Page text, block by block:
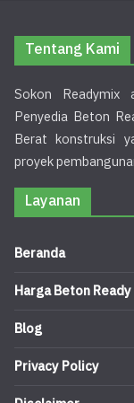
Tentang Kami
Sokon Readymix
Penyedia Beton
Berat konstruksi
proyek
Layanan
Beranda
Harga Beton
Blog
Privacy Policy